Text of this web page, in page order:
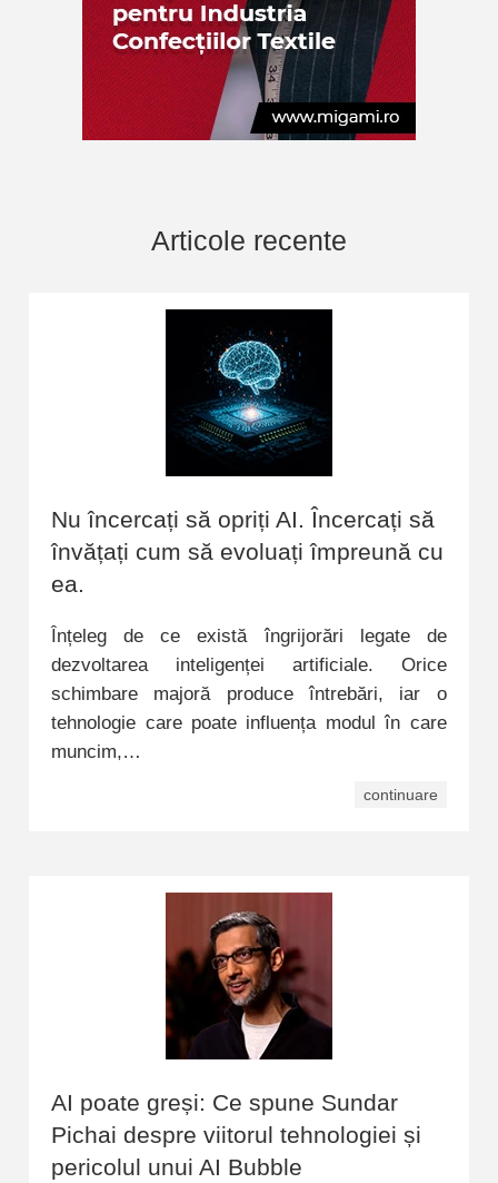
Articole recente
Nu încercați să opriți AI. Încercați să
învățați cum să evoluați împreună cu
ea.
Înțeleg de ce există îngrijorări legate de
dezvoltarea inteligenței artificiale. Orice
schimbare majoră produce întrebări, iar o
tehnologie care poate influența modul în care
muncim,…
continuare
AI poate greși: Ce spune Sundar
Pichai despre viitorul tehnologiei și
pericolul unui AI Bubble